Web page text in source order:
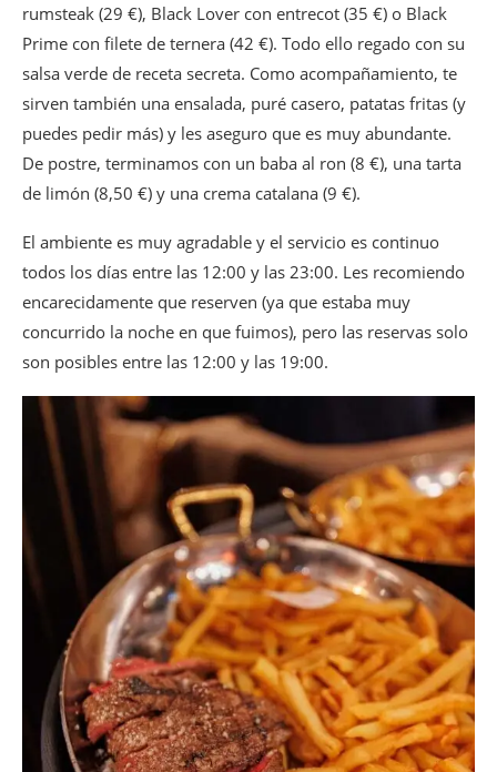
rumsteak (29 €), Black Lover con entrecot (35 €) o Black
Prime con filete de ternera (42 €). Todo ello regado con su
salsa verde de receta secreta. Como acompañamiento, te
sirven también una ensalada, puré casero, patatas fritas (y
puedes pedir más) y les aseguro que es muy abundante.
De postre, terminamos con un baba al ron (8 €), una tarta
de limón (8,50 €) y una crema catalana (9 €).
El ambiente es muy agradable y el servicio es continuo
todos los días entre las 12:00 y las 23:00. Les recomiendo
encarecidamente que reserven (ya que estaba muy
concurrido la noche en que fuimos), pero las reservas solo
son posibles entre las 12:00 y las 19:00.